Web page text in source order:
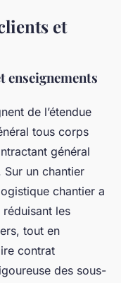
et
enseignements
de l’étendue
tous corps
général
Sur un chantier
chantier a
les
tout en
contrat
des sous-